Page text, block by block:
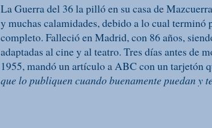
La Guerra del 36 la pilló en su casa de
y muchas calamidades, debido a lo cual terminó
completo. Falleció en Madrid, con 86 años,
adaptadas al cine y al teatro. Tres días antes de
1955, mandó un artículo a ABC con un tarjetón
que lo publiquen cuando buenamente puedan y